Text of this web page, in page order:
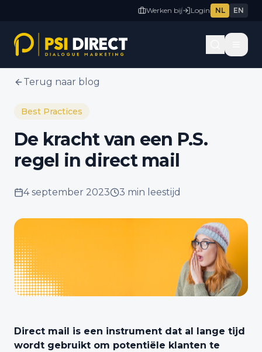
Werken bij Login NL EN
Terug naar blog
Best Practices
De kracht van een P.S.
regel in direct mail
4 september 2023 3 min leestijd
Direct mail is een instrument dat al lange tijd
wordt gebruikt om potentiële klanten te